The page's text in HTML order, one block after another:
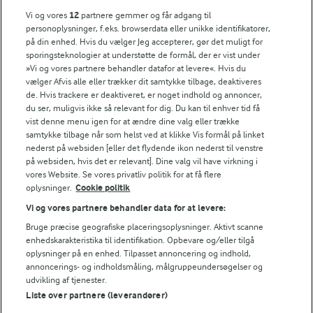
Energifordeling
ENERGI PR 100 G
Fiber:
0 g
Protein:
6,4 g
Fedt:
10,5 g
Kulhydrat:
27,7 g
Vi og vores 12 partnere gemmer og får adgang til
personoplysninger, f.eks. browserdata eller unikke identifikatorer,
på din enhed. Hvis du vælger Jeg accepterer, gør det muligt for
sporingsteknologier at understøtte de formål, der er vist under
»Vi og vores partnere behandler datafor at levere«. Hvis du
vælger Afvis alle eller trækker dit samtykke tilbage, deaktiveres
de. Hvis trackere er deaktiveret, er noget indhold og annoncer,
du ser, muligvis ikke så relevant for dig. Du kan til enhver tid få
vist denne menu igen for at ændre dine valg eller trække
samtykke tilbage når som helst ved at klikke Vis formål på linket
nederst på websiden [eller det flydende ikon nederst til venstre
på websiden, hvis det er relevant]. Dine valg vil have virkning i
vores Website. Se vores privatliv politik for at få flere
oplysninger. Cookie politik
Vi og vores partnere behandler data for at levere:
Bruge præcise geografiske placeringsoplysninger. Aktivt scanne
enhedskarakteristika til identifikation. Opbevare og/eller tilgå
oplysninger på en enhed. Tilpasset annoncering og indhold,
annoncerings- og indholdsmåling, målgruppeundersøgelser og
udvikling af tjenester.
Liste over partnere (leverandører)